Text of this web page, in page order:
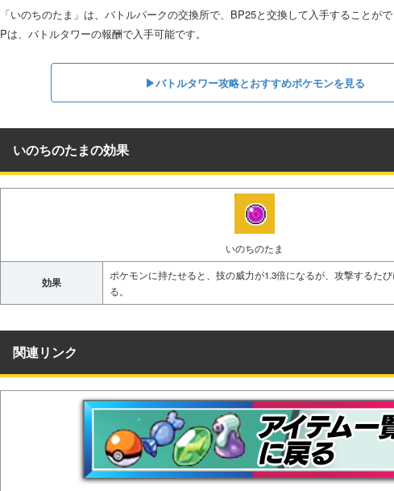
「いのちのたま」は、バトルパークの交換所で、BP25と交換して入手することが
Pは、バトルタワーの報酬で入手可能です。
▶︎バトルタワー攻略とおすすめポケモンを見る
いのちのたまの効果
いのちのたま
効果
ポケモンに持たせると、技の威力が1.3倍になるが、攻撃するた
る。
関連リンク